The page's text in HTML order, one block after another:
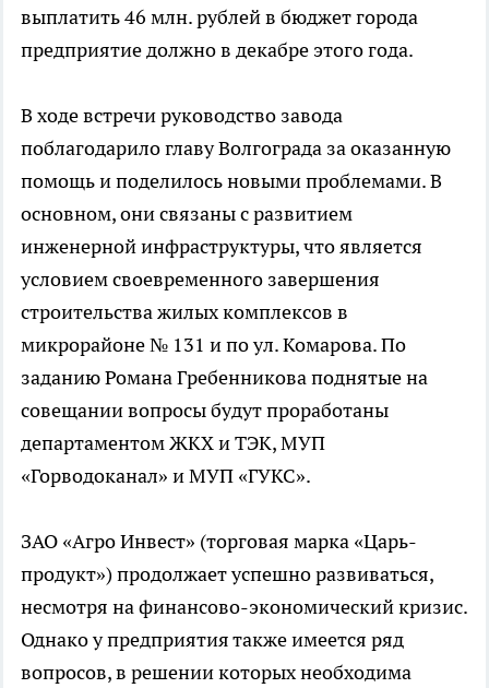
выплатить 46 млн. рублей в бюджет города
предприятие должно в декабре этого года.
В ходе встречи руководство завода
поблагодарило главу Волгограда за оказанную
помощь и поделилось новыми проблемами. В
основном, они связаны с развитием
инженерной инфраструктуры, что является
условием своевременного завершения
строительства жилых комплексов в
микрорайоне № 131 и по ул. Комарова. По
заданию Романа Гребенникова поднятые на
совещании вопросы будут проработаны
департаментом ЖКХ и ТЭК, МУП
«Горводоканал» и МУП «ГУКС».
ЗАО «Агро Инвест» (торговая марка «Царь-
продукт») продолжает успешно развиваться,
несмотря на финансово-экономический кризис.
Однако у предприятия также имеется ряд
вопросов, в решении которых необходима